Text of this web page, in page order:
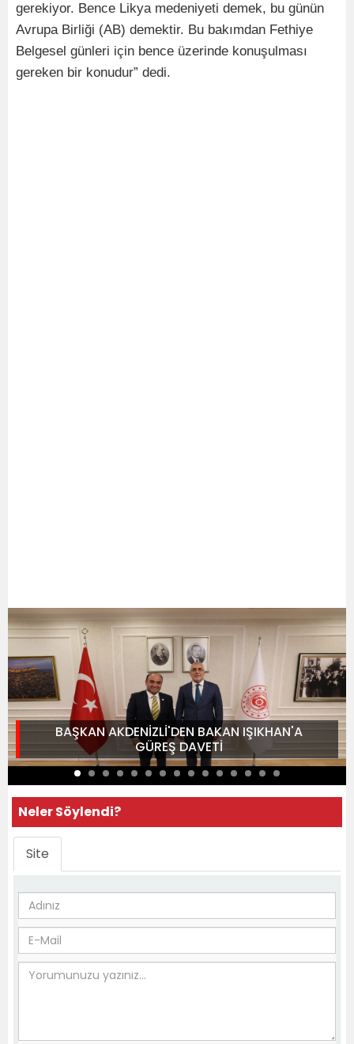
gerekiyor. Bence Likya medeniyeti demek, bu günün
Avrupa Birliği (AB) demektir. Bu bakımdan Fethiye
Belgesel günleri için bence üzerinde konuşulması
gereken bir konudur” dedi.
BAŞKAN AKDENİZLİ'DEN BAKAN IŞIKHAN'A
GÜREŞ DAVETİ
Neler Söylendi?
Site